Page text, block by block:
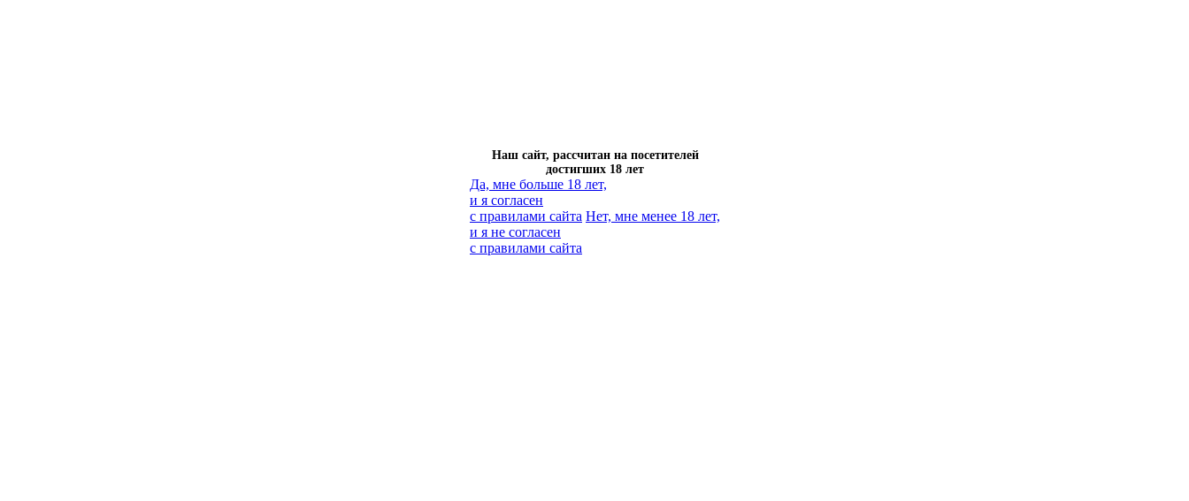
Наш сайт, рассчитан на посетителей
достигших 18 лет
Да, мне больше 18 лет,
и я согласен
с правилами сайта Нет, мне менее 18 лет,
и я не согласен
с правилами сайта